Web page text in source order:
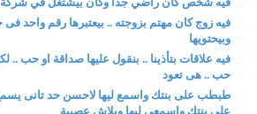
فيه زوج كان مهتم بزوجته .. بيعتبرها رقم واحد فى
وبيحتويها
فيه علاقات بتأذينا .. بنقول عليها صداقة او حب
حب .. هى تعود
طبطب على بنتك واسمع ليها لاحسن حد تانى
على بنتك واسمعى ليها وبلاش عصبية